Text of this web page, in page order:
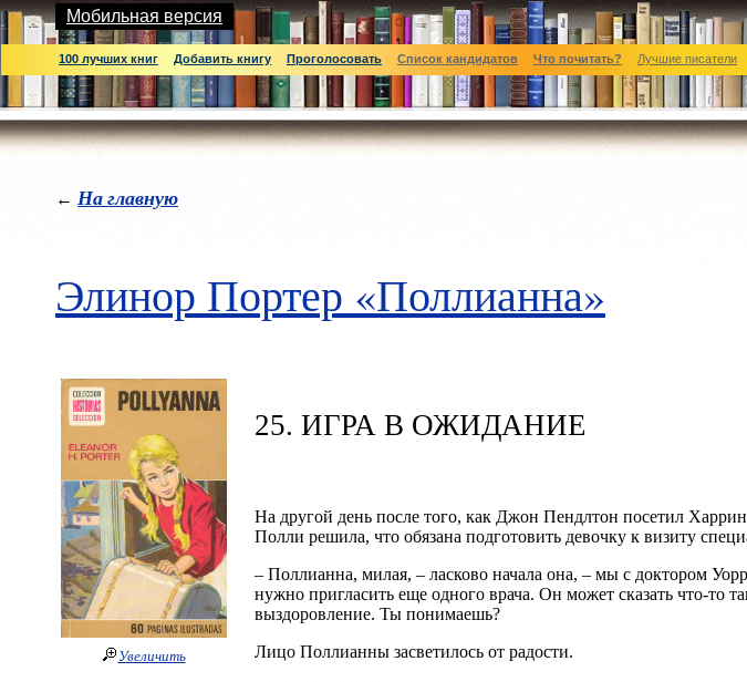
Мобильная версия
100 лучших книг Добавить книгу Проголосовать Список кандидатов Что почитать? Лучшие писатели
← На главную
Элинор Портер «Поллианна»
Увеличить
25. ИГРА В ОЖИДАНИЕ
На другой день после того, как Джон Пендлтон посетил
Полли решила, что обязана подготовить девочку к визиту
– Поллианна, милая, – ласково начала она, – мы с доктором
нужно пригласить еще одного врача. Он может сказать что-то
выздоровление. Ты понимаешь?
Лицо Поллианны засветилось от радости.